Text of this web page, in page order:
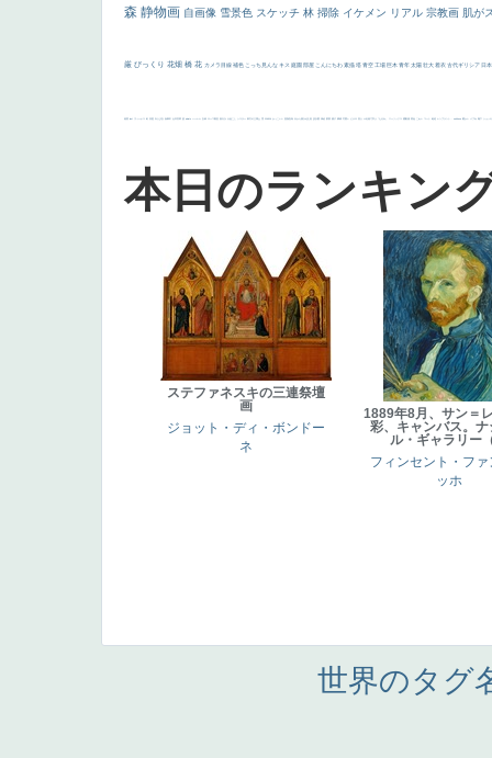
森 静物画 自画像 雪景色 スケッチ 林 掃除 イケメン リアル 宗教画 肌が
厳 びっくり 花畑 橋 花 カメラ目線 補色 こっち見んな キス 庭園 部屋 こんにちわ 素描 塔 青空 工場 巨木 青年 太陽 壮大 着衣 古代ギリシア 日
画質 last ヴィーナス 剣 白人少女 食事中 山本芳翠 麦 alciato ハーレム 女神 ローマ教皇 奥行き 火起こし シスター 東方の三博士 114514 かっこいい 受胎告知 天から覗き込む顔 設計図 挿絵 群衆 親子 裸婦 可愛い ピサロ ＃名画で学ぶ「たるみ」 ニーソックス 躍動感 黄色 こわい コート 畦道 レンブラント・ sekkusu 暖かい バブみ 靴下 ショッ
本日のランキン
ステファネスキの三連祭壇
画
ジョット・ディ・ボンドー
ネ
1889年8月、サン＝
彩、キャンバス。ナ
ル・ギャラリー
フィンセント・ファ
ッホ
世界のタグ